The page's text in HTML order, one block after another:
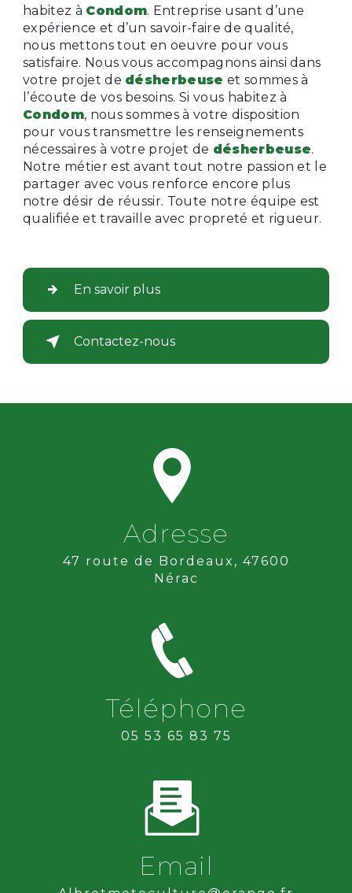
habitez à Condom. Entreprise usant d’une
expérience et d’un savoir-faire de qualité,
nous mettons tout en oeuvre pour vous
satisfaire. Nous vous accompagnons ainsi dans
votre projet de désherbeuse et sommes à
l’écoute de vos besoins. Si vous habitez à
Condom, nous sommes à votre disposition
pour vous transmettre les renseignements
nécessaires à votre projet de désherbeuse.
Notre métier est avant tout notre passion et le
partager avec vous renforce encore plus
notre désir de réussir. Toute notre équipe est
qualifiée et travaille avec propreté et rigueur.
En savoir plus
Contactez-nous
Adresse
47 route de Bordeaux, 47600
Nérac
Téléphone
05 53 65 83 75
Email